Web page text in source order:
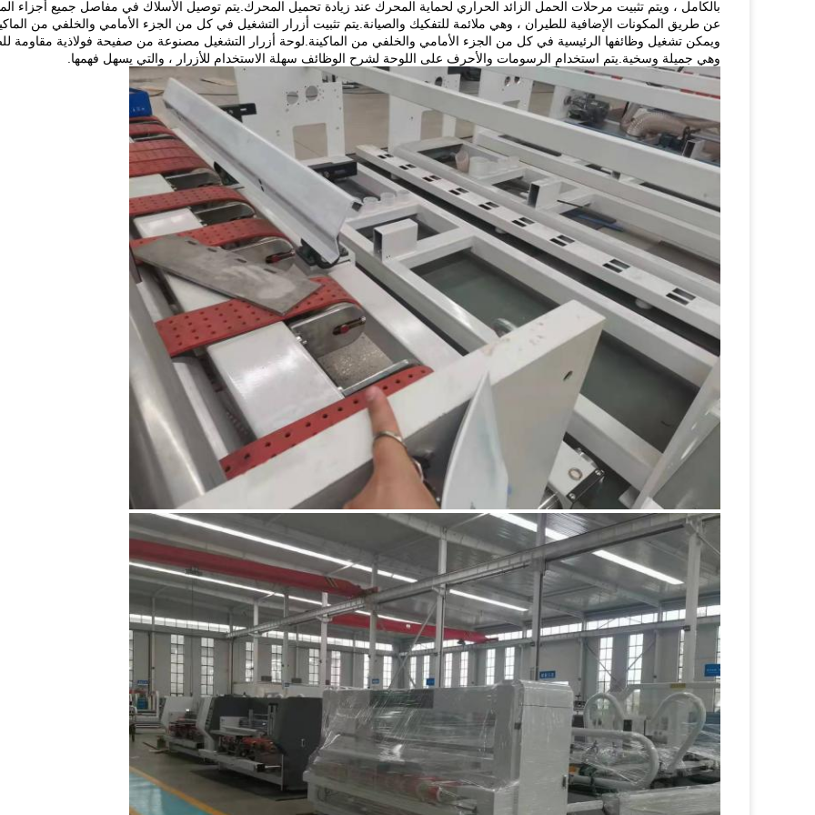
بالكامل ، ويتم تثبيت مرحلات الحمل الزائد الحراري لحماية المحرك عند زيادة تحميل المحرك.يتم توصيل الأسلاك في مفاصل جميع أجزاء
عن طريق المكونات الإضافية للطيران ، وهي ملائمة للتفكيك والصيانة.يتم تثبيت أزرار التشغيل في كل من الجزء الأمامي والخلفي من
ويمكن تشغيل وظائفها الرئيسية في كل من الجزء الأمامي والخلفي من الماكينة.لوحة أزرار التشغيل مصنوعة من صفيحة فولاذية مقاومة
وهي جميلة وسخية.يتم استخدام الرسومات والأحرف على اللوحة لشرح الوظائف سهلة الاستخدام للأزرار ، والتي يسهل فهمها.